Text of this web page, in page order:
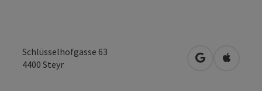
Schlüsselhofgasse 63
4400 Steyr Openen in